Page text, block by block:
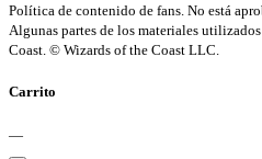
Política de contenido de fans. No está
Algunas partes de los materiales
Coast. © Wizards of the Coast LLC.
Carrito
—